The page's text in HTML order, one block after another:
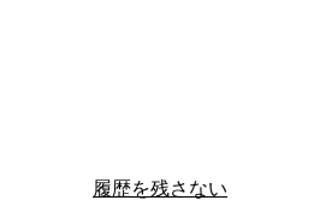
履歴を残さない